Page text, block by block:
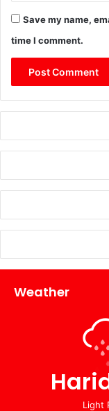
Save my name,
time I comment.
Weather
Light